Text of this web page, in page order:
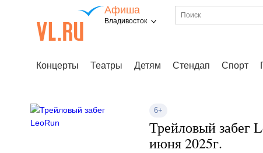
Афиша
Владивосток
Концерты Театры Детям Стендап Спорт
6+
Трейловый забег
июня 2025г.